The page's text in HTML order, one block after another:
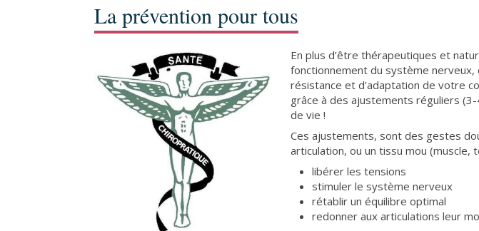
La prévention pour tous
En plus d’être thérapeutiques et
fonctionnement du système nerveux,
résistance et d’adaptation de votre
grâce à des ajustements réguliers
de vie !
Ces ajustements, sont des gestes
articulation, ou un tissu mou
libérer les tensions
stimuler le système nerveux
rétablir un équilibre optimal
redonner aux articulations leur